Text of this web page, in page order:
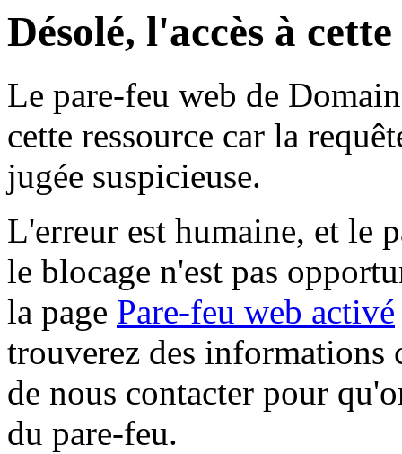
Désolé, l'accès à
Le pare-feu web de
cette ressource car la
jugée suspicieuse.
L'erreur est humaine, et le
le blocage n'est pas
la page Pare-feu web activé
trouverez des informations
de nous contacter pour
du pare-feu.